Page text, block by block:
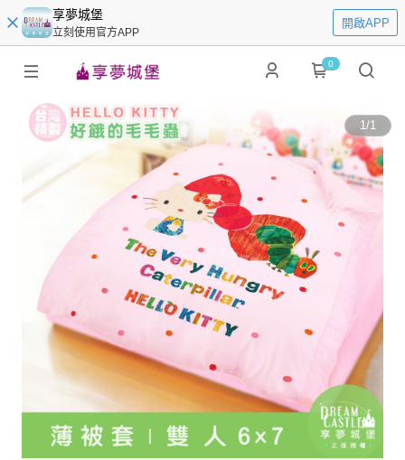
享夢城堡
立刻使用官方APP
開啟APP
0
1/1